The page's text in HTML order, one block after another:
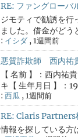
RE: ファングローバ
ジモティで勧誘を行
ました。借金がどう
: イシダ ,1週間前
悪質詐欺師 西内祐
【 名前 】：西内祐
キ【 生年月日 】：
: 西瓜 ,1週間前
RE: Claris Partners
情報を探している方